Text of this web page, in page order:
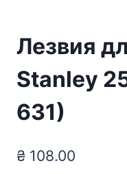
Лезвия
Stanley
631)
₴ 108.00